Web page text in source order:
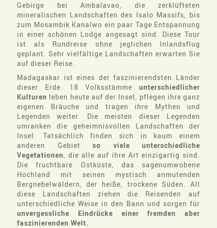
Gebirge bei Ambalavao, die zerklüfteten
mineralischen Landschaften des Isalo Massifs, bis
zum Mosambik Kanalwo ein paar Tage Entspannung
in einer schönen Lodge angesagt sind. Diese Tour
ist als Rundreise ohne jeglichen Inlandsflug
geplant. Sehr vielfältige Landschaften erwarten Sie
auf dieser Reise.
Madagaskar ist eines der faszinierendsten Länder
dieser Erde. 18 Volksstämme unterschiedlicher
Kulturen leben heute auf der Insel, pflegen ihre ganz
eigenen Bräuche und tragen ihre Mythen und
Legenden weiter. Die meisten dieser Legenden
umranken die geheimnisvollen Landschaften der
Insel. Tatsächlich finden sich in kaum einem
anderen Gebiet so viele unterschiedliche
Vegetationen, die alle auf ihre Art einzigartig sind.
Die fruchtbare Ostküste, das sagenumwobene
Hochland mit seinen mystisch anmutenden
Bergnebelwäldern, der heiße, trockene Süden. All
diese Landschaften ziehen die Reisenden auf
unterschiedliche Weise in den Bann und sorgen für
unvergessliche Eindrücke einer fremden aber
faszinierenden Welt.